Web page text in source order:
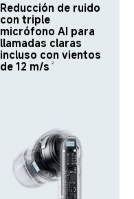
Reducción de ruido
con triple
micrófono AI para
llamadas claras
incluso con vientos
de 12 m/s 2